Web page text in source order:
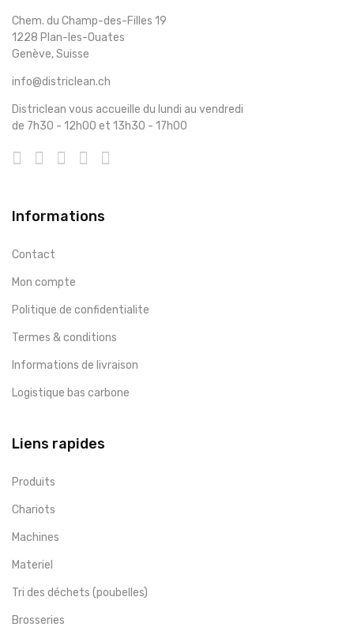
Chem. du Champ-des-Filles 19
1228 Plan-les-Ouates
Genève, Suisse
info@districlean.ch
Districlean vous accueille du lundi au vendredi
de 7h30 - 12h00 et 13h30 - 17h00
Informations
Contact
Mon compte
Politique de confidentialite
Termes & conditions
Informations de livraison
Logistique bas carbone
Liens rapides
Produits
Chariots
Machines
Materiel
Tri des déchets (poubelles)
Brosseries